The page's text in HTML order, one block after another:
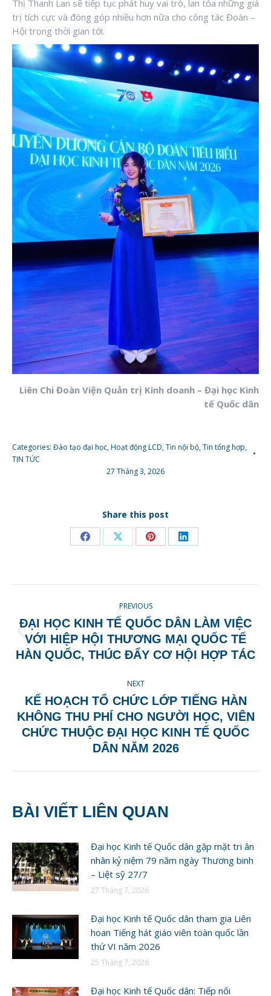
Thị Thanh Lan sẽ tiếp tục phát huy vai trò, lan tỏa những giá
trị tích cực và đóng góp nhiều hơn nữa cho công tác Đoàn –
Hội trong thời gian tới.
Liên Chi Đoàn Viện Quản trị Kinh doanh – Đại học Kinh
tế Quốc dân
Categories: Đào tạo đại học,Hoạt động LCD,Tin nội bộ,Tin tổng hợp,
TIN TỨC
27 Tháng 3, 2026
Share this post
Share
Facebook
Share
X
Share
Pinterest
Share
LinkedIn
NAVIGATION
PREVIOUS
Previous
post:
ĐẠI HỌC KINH TẾ QUỐC DÂN LÀM VIỆC
VỚI HIỆP HỘI THƯƠNG MẠI QUỐC TẾ
HÀN QUỐC, THÚC ĐẨY CƠ HỘI HỢP TÁC
NEXT
Next
post:
KẾ HOẠCH TỔ CHỨC LỚP TIẾNG HÀN
KHÔNG THU PHÍ CHO NGƯỜI HỌC, VIÊN
CHỨC THUỘC ĐẠI HỌC KINH TẾ QUỐC
DÂN NĂM 2026
BÀI VIẾT LIÊN QUAN
Đại học Kinh tế Quốc dân gặp mặt tri ân
nhân kỷ niệm 79 năm ngày Thương binh
– Liệt sỹ 27/7
27 Tháng 7, 2026
Đại học Kinh tế Quốc dân tham gia Liên
hoan Tiếng hát giáo viên toàn quốc lần
thứ VI năm 2026
25 Tháng 7, 2026
Đại học Kinh tế Quốc dân: Tiếp nối